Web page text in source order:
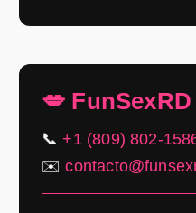
💋
📞+1 (809) 802-
✉️